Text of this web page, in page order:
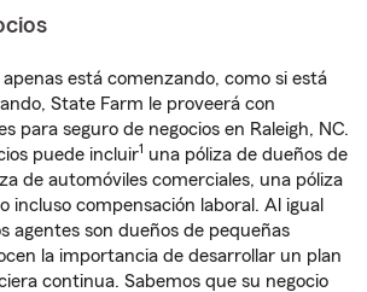
apenas está comenzando, como si está
State Farm le proveerá con
para seguro de negocios en Raleigh, NC.
puede incluir1 una póliza de dueños de
de automóviles comerciales, una póliza
incluso compensación laboral. Al igual
agentes son dueños de pequeñas
la importancia de desarrollar un plan
continua. Sabemos que su negocio